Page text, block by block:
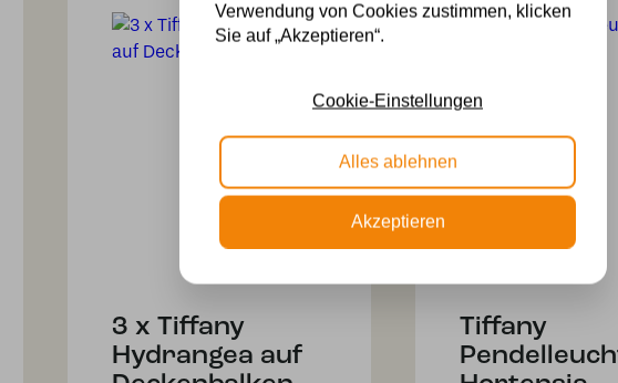
3 x Tiffany
Hydrangea auf
Tiffany
Verwendung von Cookies zustimmen, klicken
Sie auf „Akzeptieren“.
Cookie-Einstellungen
Alles ablehnen
Akzeptieren